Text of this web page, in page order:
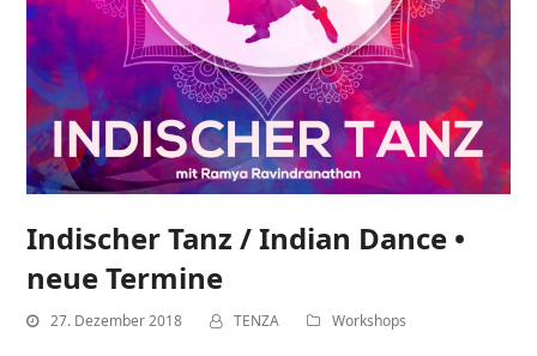
Indischer Tanz / Indian Dance •
neue Termine
27. Dezember 2018 TENZA Workshops